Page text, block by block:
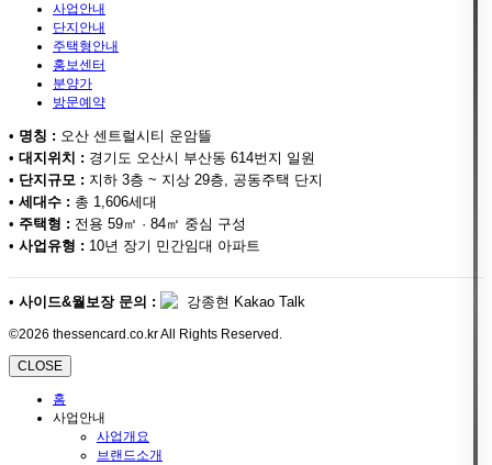
사업안내
단지안내
주택형안내
홍보센터
분양가
방문예약
• 명칭 : 오산 센트럴시티 운암뜰
• 대지위치 : 경기도 오산시 부산동 614번지 일원
• 단지규모 : 지하 3층 ~ 지상 29층, 공동주택 단지
• 세대수 : 총 1,606세대
• 주택형 : 전용 59㎡ · 84㎡ 중심 구성
• 사업유형 : 10년 장기 민간임대 아파트
• 사이드&월보장 문의 : 강종현 Kakao Talk
©2026 thessencard.co.kr All Rights Reserved.
CLOSE
홈
사업안내
사업개요
브랜드소개